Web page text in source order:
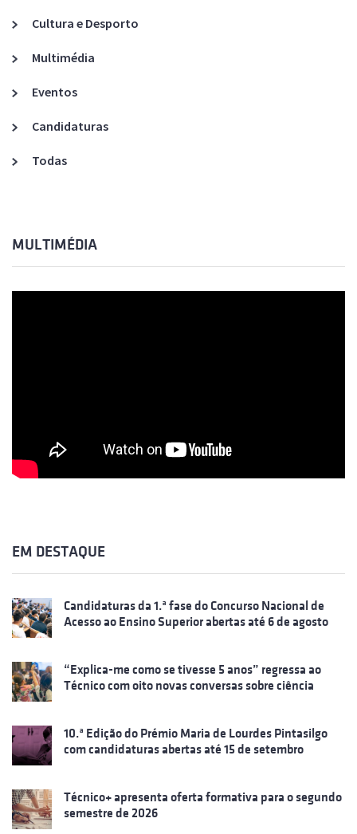
Cultura e Desporto
Multimédia
Eventos
Candidaturas
Todas
MULTIMÉDIA
EM DESTAQUE
Candidaturas da 1.ª fase do Concurso Nacional de
Acesso ao Ensino Superior abertas até 6 de agosto
“Explica-me como se tivesse 5 anos” regressa ao
Técnico com oito novas conversas sobre ciência
10.ª Edição do Prémio Maria de Lourdes Pintasilgo
com candidaturas abertas até 15 de setembro
Técnico+ apresenta oferta formativa para o segundo
semestre de 2026